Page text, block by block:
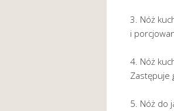
3. Nóż
i
4. Nóż
Zastępuje
5. Nóż do